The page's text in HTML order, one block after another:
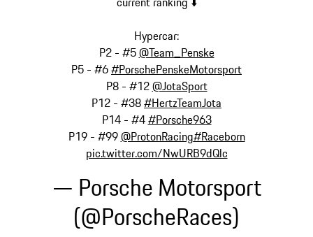
Hypercar:
P2 - #5@Team_Penske
P5 - #6#PorschePenskeMotorsport
P8 - #12@JotaSport
P12 - #38#HertzTeamJota
P14 - #4#Porsche963
P19 - #99@ProtonRacing#Raceborn
pic.twitter.com/NwURB9dQlc
— Porsche Motorsport
(@PorscheRaces)